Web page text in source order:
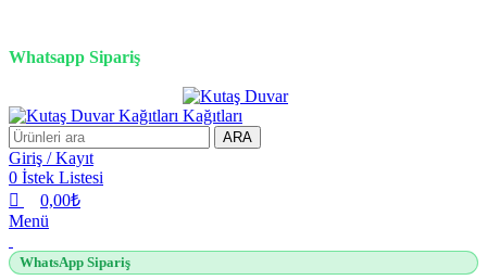
Whatsapp Sipariş
ARA
Giriş / Kayıt
0 İstek Listesi
0,00₺
Menü
WhatsApp Sipariş